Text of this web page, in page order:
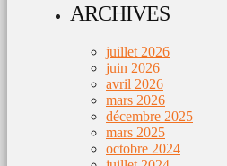
ARCHIVES
juillet 2026
juin 2026
avril 2026
mars 2026
décembre 2025
mars 2025
octobre 2024